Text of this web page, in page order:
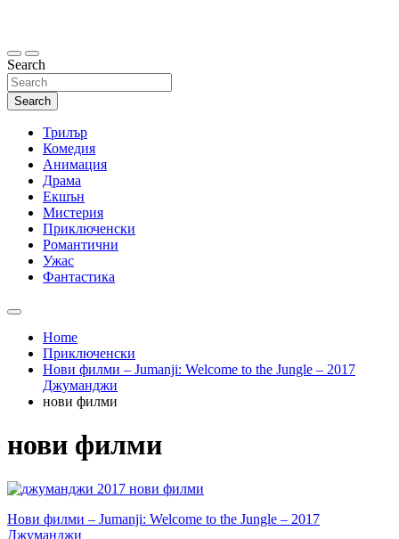
Search
Search
Трилър
Комедия
Анимация
Драма
Екшън
Мистерия
Приключенски
Романтични
Ужас
Фантастика
Home
Приключенски
Нови филми – Jumanji: Welcome to the Jungle – 2017
Джуманджи
нови филми
нови филми
Навигация
Нови филми – Jumanji: Welcome to the Jungle – 2017
Джуманджи